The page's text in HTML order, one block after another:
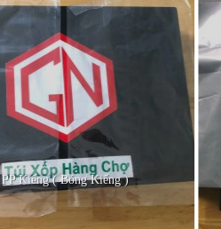
PP Kiếng ( Bóng Kiếng )